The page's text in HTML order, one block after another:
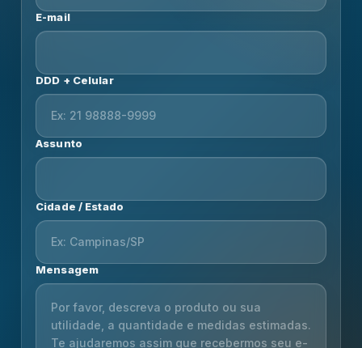
E-mail
DDD + Celular
Assunto
Cidade / Estado
Mensagem